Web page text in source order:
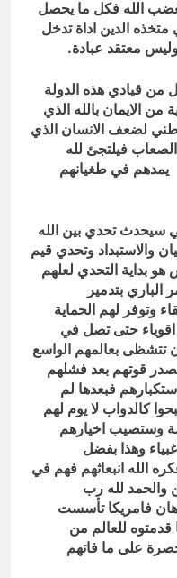
7 ساعات Ago
مأرب.. وضربةٌ
لغضب الله فكل ما يحصل
الدين اداة تدخل
وليس معتقد عبادة.
قيادي هذه الدولة
من الايمان بالله الذي
لضعف الانسان الذي
فيلتجئ لله
يمدهم في طغيانهم
سيحدث تحدي بين الله
والاستبداد وتحدي قيم
بداية التحدي لعلهم
بتدمير
وتوفر لهم الحماية
اقوياء حتى تصل في
تتشظى بعالمهم الواسع
قوتهم بعد فشلهم
فبعدها لم
كالدواب لا يوم لهم
وستصيب اخيارهم
وهذا بفضل
الله انبعاثهم فهم في
والحمد لله رب
فامريكا تأسست
قدمتوه للعالم من
على ما فاتهم